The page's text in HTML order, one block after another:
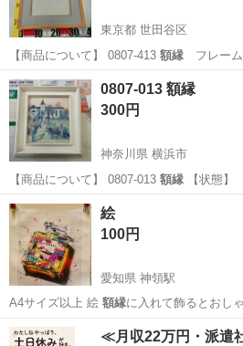
東京都 世田谷区
【商品について】 0807-413 額縁
東京 世田谷区 インテリア雑貨/小物
0807-013 額縁
300円
神奈川県 横浜市
【商品について】 0807-013 額縁 【状態】
神奈川 横浜市
絵
100円
愛知県 神領駅
A4サイズ以上 絵 額縁
愛知 小牧市 神領駅 その他
≪月収22万円・派遣